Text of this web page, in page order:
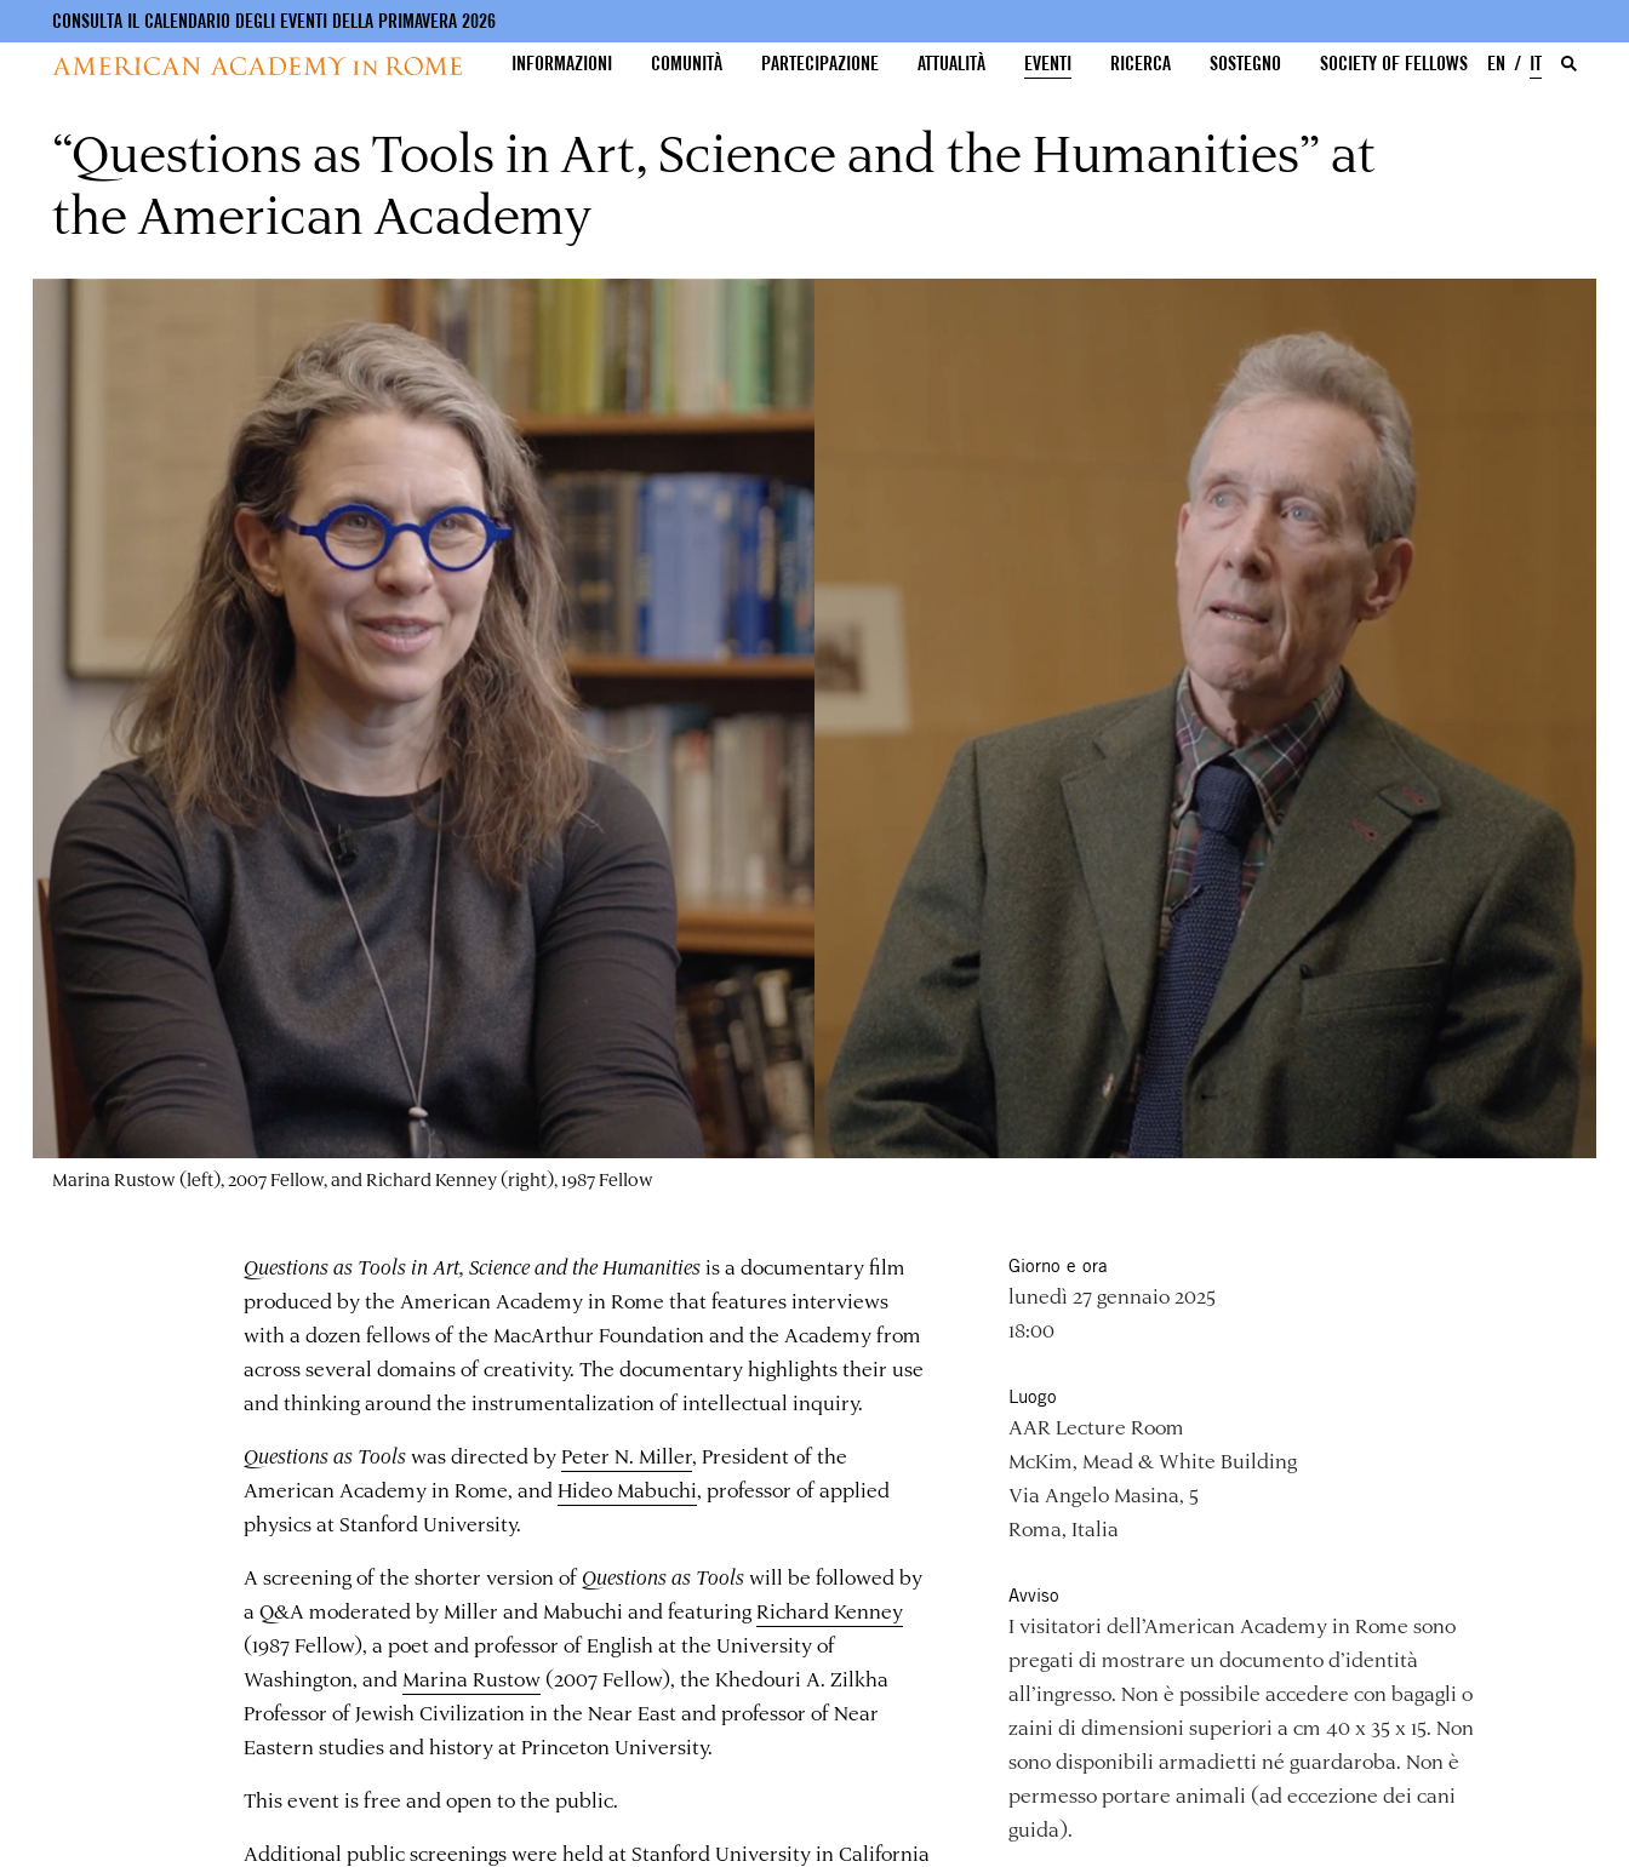
principale
CONSULTA IL CALENDARIO DEGLI EVENTI DELLA PRIMAVERA 2026
INFORMAZIONI
COMUNITÀ PARTECIPAZIONE ATTUALITÀ EVENTI RICERCA SOSTEGNO SOCIETY OF FELLOWS EN IT
“Questions as Tools in Art, Science and the Humanities” at
the American Academy
Marina Rustow (left), 2007 Fellow, and Richard Kenney (right), 1987 Fellow
Questions as Tools in Art, Science and the Humanitiesis a documentary film
produced by the American Academy in Rome that features interviews
with a dozen fellows of the MacArthur Foundation and the Academy from
across several domains of creativity. The documentary highlights their use
and thinking around the instrumentalization of intellectual inquiry.
Questions as Toolswas directed byPeter N. Miller, President of the
American Academy in Rome, andHideo Mabuchi, professor of applied
physics at Stanford University.
A screening of the shorter version ofQuestions as Toolswill be followed by
a Q&A moderated by Miller and Mabuchi and featuringRichard Kenney
(1987 Fellow), a poet and professor of English at the University of
Washington, and Marina Rustow (2007 Fellow), the Khedouri A. Zilkha
Professor of Jewish Civilization in the Near East and professor of Near
Eastern studies and history at Princeton University.
This event is free and open to the public.
Additional public screenings were held atStanford University in California
Giorno e ora
lunedì 27 gennaio 2025
18:00
Luogo
AAR Lecture Room
McKim, Mead & White Building
Via Angelo Masina, 5
Roma, Italia
Avviso
I visitatori dell’American Academy in Rome sono
pregati di mostrare un documento d’identità
all’ingresso. Non è possibile accedere con bagagli o
zaini di dimensioni superiori a cm 40 x 35 x 15. Non
sono disponibili armadietti né guardaroba. Non è
permesso portare animali (ad eccezione dei cani
guida).